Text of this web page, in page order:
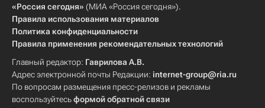
«Россия сегодня» (МИА «Россия сегодня»).
Правила использования материалов
Политика конфиденциальности
Правила применения рекомендательных технологий
Главный редактор: Гаврилова А.В.
Адрес электронной почты Редакции: internet-group@ria.ru
По вопросам размещения пресс-релизов и рекламы
воспользуйтесьформой обратной связи